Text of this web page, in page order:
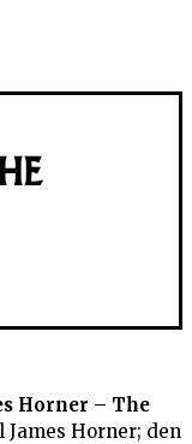
Horner – The
Horner; den